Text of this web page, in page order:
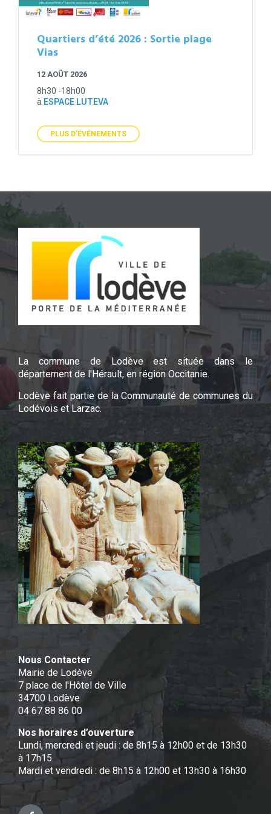
Quartiers d’été 2026 : Sortie plage
Vias
12 AOÛT 2026
8h30 -18h00
à ESPACE LUTEVA
PLUS D'ÉVÉNEMENTS
La commune de Lodève est située dans le
département de l'Hérault, en région Occitanie.
Lodève fait partie de la Communauté de communes du
Lodévois et Larzac.
Nous Contacter
Mairie de Lodève
7 place de l'Hôtel de Ville
34700 Lodève
04 67 88 86 00
Nos horaires d’ouverture
Lundi, mercredi et jeudi : de 8h15 à 12h00 et de 13h30
à 17h15
Mardi et vendredi : de 8h15 à 12h00 et 13h30 à 16h30